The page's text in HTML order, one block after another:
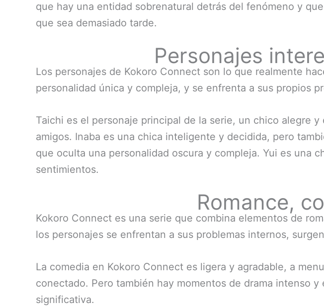
que hay una entidad sobrenatural detrás del fenómeno y
que sea demasiado tarde.
Personajes
Los personajes de Kokoro Connect son lo que realmente
personalidad única y compleja, y se enfrenta a sus propios
Taichi es el personaje principal de la serie, un chico alegre
amigos. Inaba es una chica inteligente y decidida, pero
que oculta una personalidad oscura y compleja. Yui es una
sentimientos.
Romance,
Kokoro Connect es una serie que combina elementos de
los personajes se enfrentan a sus problemas internos,
La comedia en Kokoro Connect es ligera y agradable, a
conectado. Pero también hay momentos de drama intenso
significativa.